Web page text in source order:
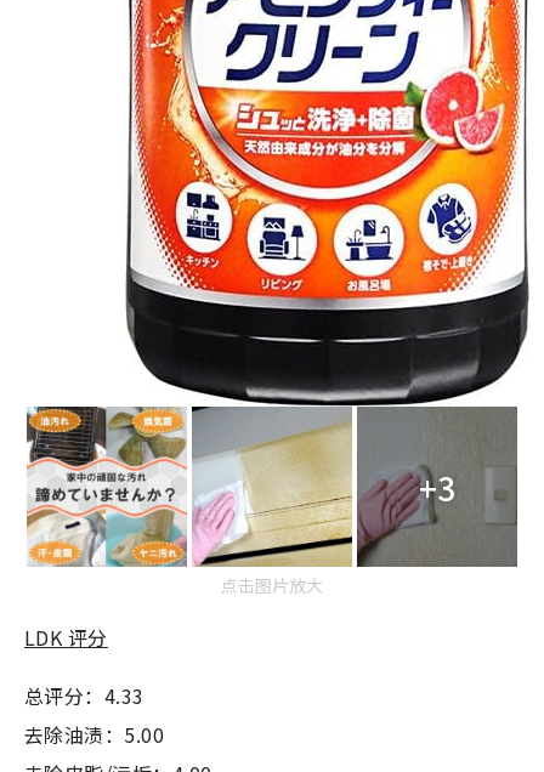
+3
点击图片放大
LDK 评分
总评分：4.33
去除油渍：5.00